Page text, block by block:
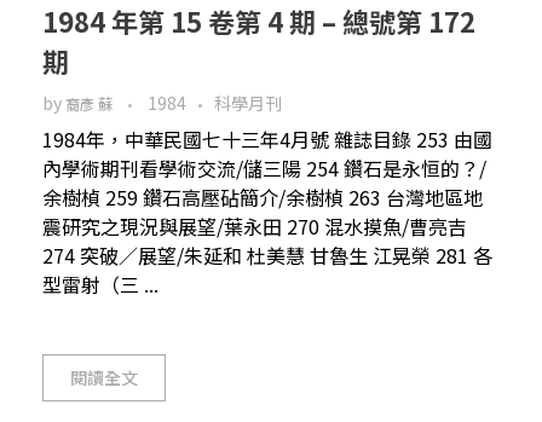
1984 年第 15 卷第 4 期 – 總號第 172
期
by 裔彥 蘇 1984 科學月刊
1984年，中華民國七十三年4月號 雜誌目錄 253 由國
內學術期刊看學術交流/儲三陽 254 鑽石是永恒的？/
余樹楨 259 鑽石高壓砧簡介/余樹楨 263 台灣地區地
震研究之現況與展望/葉永田 270 混水摸魚/曹亮吉
274 突破／展望/朱延和 杜美慧 甘魯生 江晃榮 281 各
型雷射（三 ...
閱讀全文